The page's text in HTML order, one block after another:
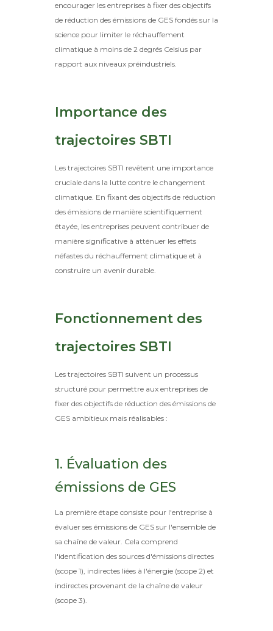
encourager les entreprises à fixer des objectifs
de réduction des émissions de GES fondés sur la
science pour limiter le réchauffement
climatique à moins de 2 degrés Celsius par
rapport aux niveaux préindustriels.
Importance des
trajectoires SBTI
Les trajectoires SBTI revêtent une importance
cruciale dans la lutte contre le changement
climatique. En fixant des objectifs de réduction
des émissions de manière scientifiquement
étayée, les entreprises peuvent contribuer de
manière significative à atténuer les effets
néfastes du réchauffement climatique et à
construire un avenir durable.
Fonctionnement des
trajectoires SBTI
Les trajectoires SBTI suivent un processus
structuré pour permettre aux entreprises de
fixer des objectifs de réduction des émissions de
GES ambitieux mais réalisables :
1. Évaluation des
émissions de GES
La première étape consiste pour l'entreprise à
évaluer ses émissions de GES sur l'ensemble de
sa chaîne de valeur. Cela comprend
l'identification des sources d'émissions directes
(scope 1), indirectes liées à l'énergie (scope 2) et
indirectes provenant de la chaîne de valeur
(scope 3).